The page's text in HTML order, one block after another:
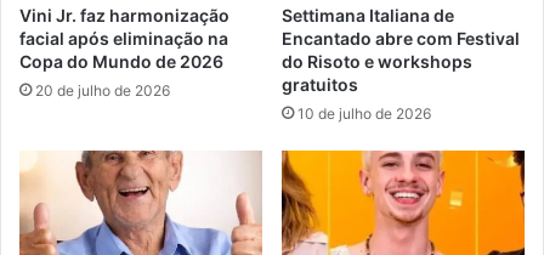
Vini Jr. faz harmonização
facial após eliminação na
Copa do Mundo de 2026
20 de julho de 2026
Settimana Italiana de
Encantado abre com Festival
do Risoto e workshops
gratuitos
10 de julho de 2026